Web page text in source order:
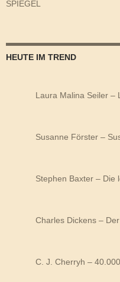
SPIEGEL
HEUTE IM TREND
Laura Malina Seiler –
Susanne Förster –
Stephen Baxter – Die
Charles Dickens –
C. J. Cherryh –